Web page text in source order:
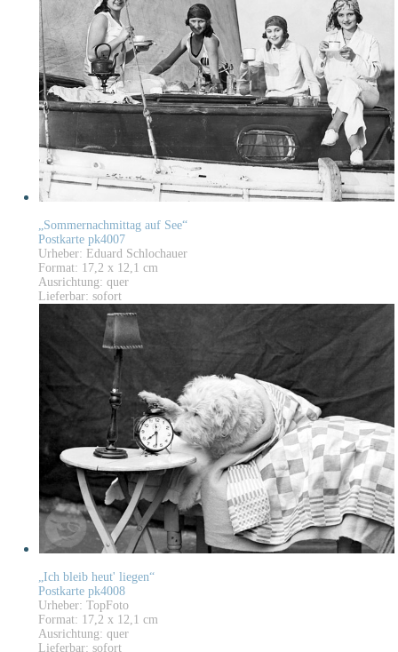
„Sommernachmittag auf See“
Postkarte pk4007
Urheber: Eduard Schlochauer
Format: 17,2 x 12,1 cm
Ausrichtung: quer
Lieferbar: sofort
„Ich bleib heut' liegen“
Postkarte pk4008
Urheber: TopFoto
Format: 17,2 x 12,1 cm
Ausrichtung: quer
Lieferbar: sofort